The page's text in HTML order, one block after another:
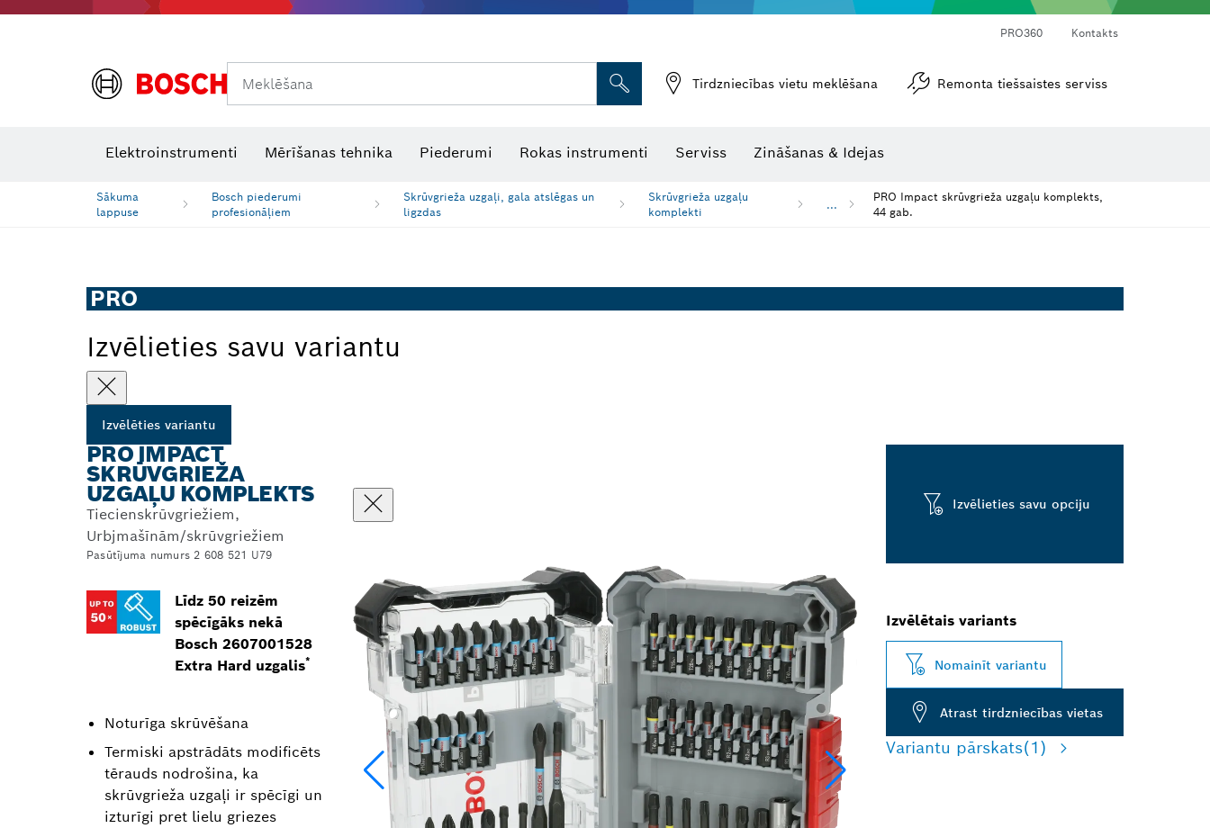
PRO360 Kontakts
Meklēšana Tirdzniecības vietu meklēšana Remonta tiešsaistes serviss
Elektroinstrumenti Mērīšanas tehnika Piederumi Rokas instrumenti Serviss Zināšanas & Idejas
Sākuma
lappuse
Bosch piederumi
profesionāļiem
Skrūvgrieža uzgaļi, gala atslēgas un
ligzdas
Skrūvgrieža uzgaļu
komplekti
...
PRO Impact skrūvgrieža uzgaļu komplekts,
44 gab.
PRO
Izvēlieties savu variantu
Izvēlēties variantu
PRO IMPACT
SKRŪVGRIEŽA
UZGAĻU KOMPLEKTS
Tiecienskrūvgriežiem,
Urbjmašīnām/skrūvgriežiem
Pasūtījuma numurs 2 608 521 U79
Līdz 50 reizēm
spēcīgāks nekā
Bosch 2607001528
Extra Hard uzgalis*
Noturīga skrūvēšana
Termiski apstrādāts modificēts
tērauds nodrošina, ka
skrūvgrieža uzgaļi ir spēcīgi un
izturīgi pret lielu griezes
Izvēlieties savu opciju
Izvēlētais variants
Nomainīt variantu
Atrast tirdzniecības vietas
Variantu pārskats(1)